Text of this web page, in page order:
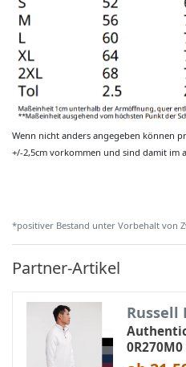
Wenn nicht anders angegeben können
+/-2,5cm vorkommen und sind damit im
*positiver Bestand unter Vorbehalt von
Partner-Artikel
Russell
0R270M0